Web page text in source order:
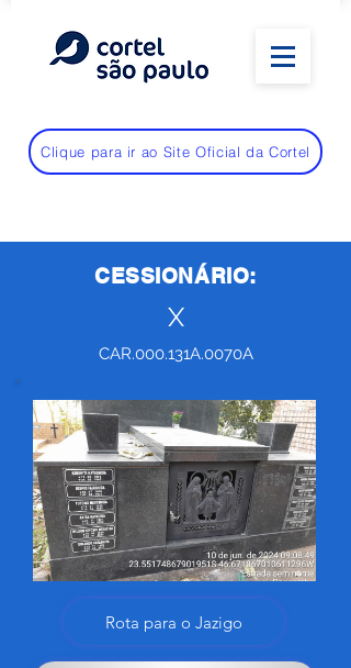
Clique para ir ao Site Oficial da Cortel
CESSIONÁRIO:
X
CAR.000.131A.0070A
Rota para o Jazigo